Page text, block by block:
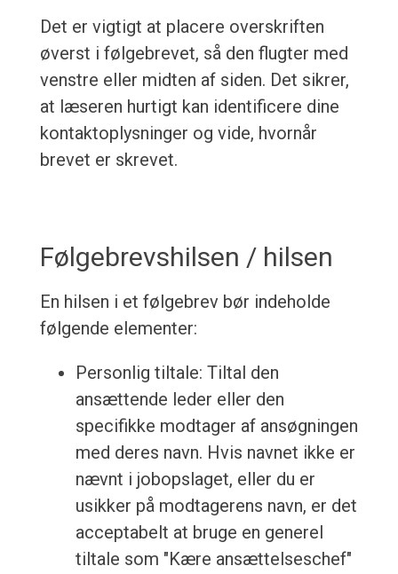
Det er vigtigt at placere overskriften
øverst i følgebrevet, så den flugter med
venstre eller midten af siden. Det sikrer,
at læseren hurtigt kan identificere dine
kontaktoplysninger og vide, hvornår
brevet er skrevet.
Følgebrevshilsen / hilsen
En hilsen i et følgebrev bør indeholde
følgende elementer:
Personlig tiltale: Tiltal den
ansættende leder eller den
specifikke modtager af ansøgningen
med deres navn. Hvis navnet ikke er
nævnt i jobopslaget, eller du er
usikker på modtagerens navn, er det
acceptabelt at bruge en generel
tiltale som "Kære ansættelseschef"